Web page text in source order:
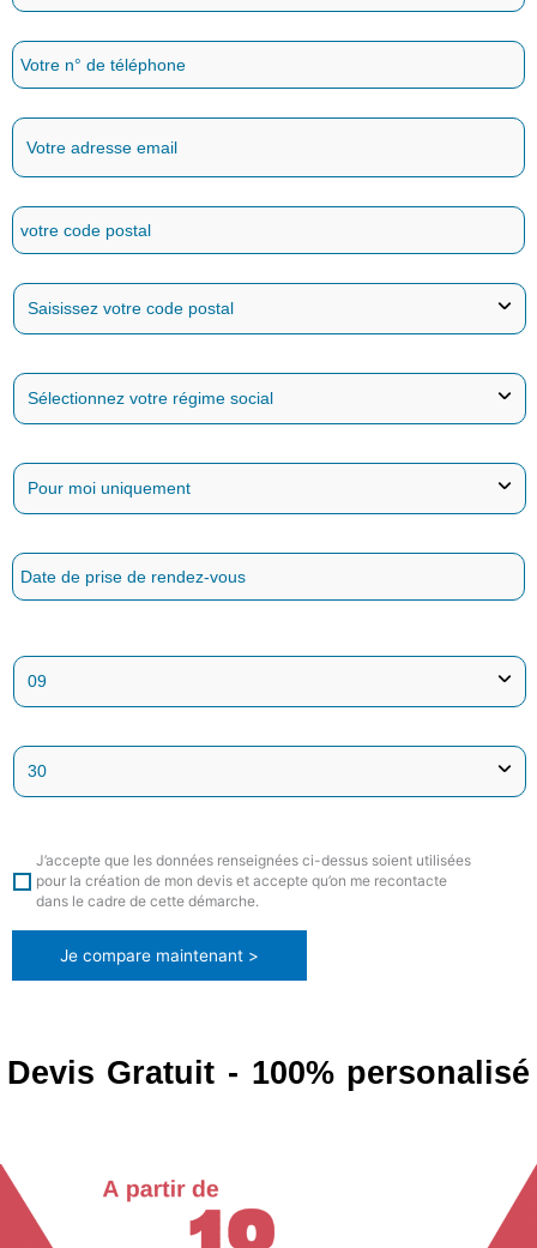
Devis Gratuit - 100% personalisé
J’accepte que les données renseignées ci-dessus soient utilisées
pour la création de mon devis et accepte qu’on me recontacte
dans le cadre de cette démarche.
Je compare maintenant >